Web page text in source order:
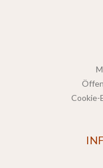
Cookie-